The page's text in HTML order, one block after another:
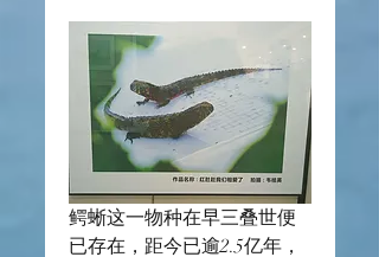
鳄蜥这一物种在早三叠世便
已存在，距今已逾2.5亿年，